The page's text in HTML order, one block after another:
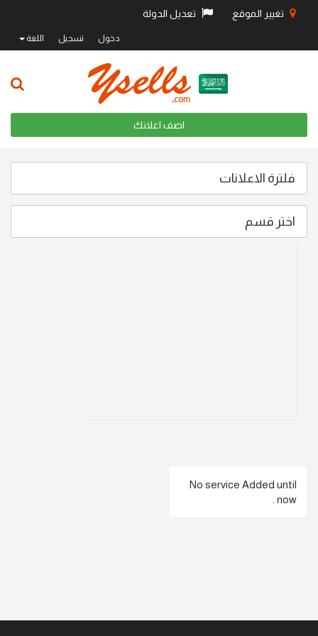
تغيير الموقع تعديل الدولة
دخول تسجيل اللغة
اضف اعلانك
فلترة الاعلانات
اختر قسم
No service Added until
now .